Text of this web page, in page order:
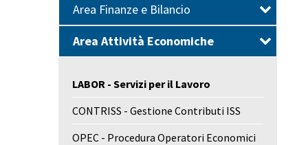
Area Finanze e Bilancio
Area Attività Economiche
LABOR - Servizi per il Lavoro
CONTRISS - Gestione Contributi ISS
OPEC - Procedura Operatori Economici